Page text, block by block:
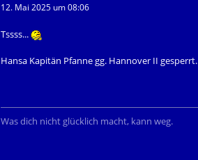
12. Mai 2025 um 08:06
Tssss...
Hansa Kapitän Pfanne gg. Hannover II gesperrt.
Was dich nicht glücklich macht, kann weg.